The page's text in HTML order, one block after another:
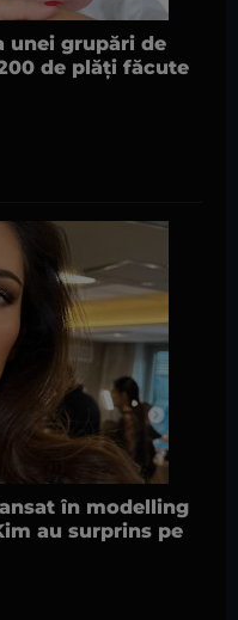
unei grupări de
de plăți făcute
în modelling
au surprins pe